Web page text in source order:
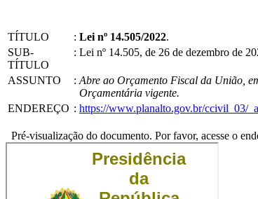
TÍTULO : Lei nº 14.505/2022.
SUB-
TÍTULO
: Lei nº 14.505, de 26 de dezembro de
ASSUNTO : Abre ao Orçamento Fiscal da União,
Orçamentária vigente.
ENDEREÇO : https://www.planalto.gov.br/ccivil_03/
Pré-visualização do documento. Por favor, acesse o